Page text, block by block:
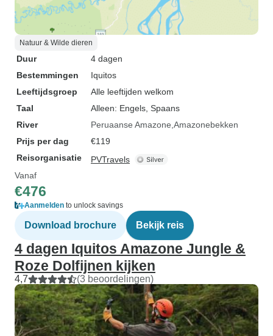
Natuur & Wilde dieren
Duur
4 dagen
Bestemmingen
Iquitos
Leeftijdsgroep
Alle leeftijden welkom
Taal
Alleen: Engels, Spaans
River
Peruaanse Amazone Amazonebekken
Prijs per dag
€119
Reisorganisatie
PVTravels
Vanaf
€476
Aanmelden to unlock savings
Download brochure Bekijk reis
4 dagen Iquitos Amazone Jungle &
Roze Dolfijnen kijken
4,7 (3 beoordelingen)